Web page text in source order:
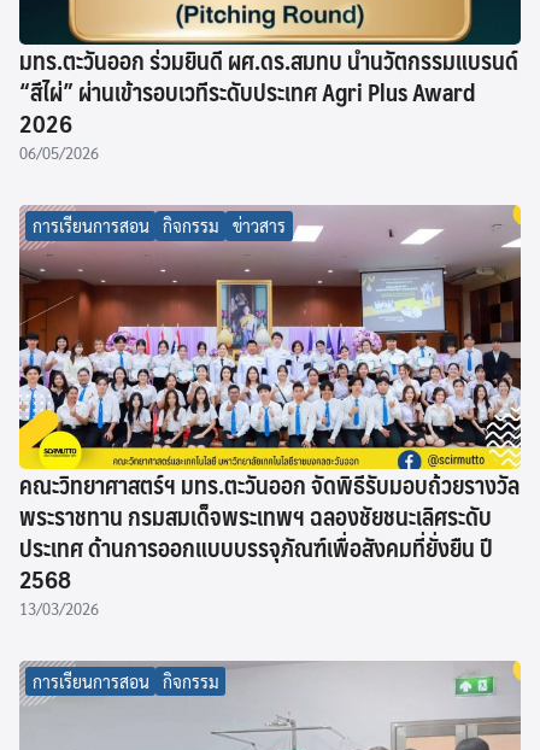
มทร.ตะวันออก ร่วมยินดี ผศ.ดร.สมทบ นำนวัตกรรมแบรนด์
“สีไผ่” ผ่านเข้ารอบเวทีระดับประเทศ Agri Plus Award
2026
06/05/2026
การเรียนการสอน กิจกรรม ข่าวสาร
คณะวิทยาศาสตร์ฯ มทร.ตะวันออก จัดพิธีรับมอบถ้วยรางวัล
พระราชทาน กรมสมเด็จพระเทพฯ ฉลองชัยชนะเลิศระดับ
ประเทศ ด้านการออกแบบบรรจุภัณฑ์เพื่อสังคมที่ยั่งยืน ปี
2568
13/03/2026
การเรียนการสอน กิจกรรม